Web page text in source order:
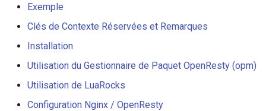
flv
geoip
template.process(view,
context, cache_key, plain)
string
template.process_string(view,
context, cache_key)
Exemple
Clés de Contexte Réservées et Remarques
Installation
Utilisation du Gestionnaire de Paquet OpenResty (opm)
Utilisation de LuaRocks
Configuration Nginx / OpenResty